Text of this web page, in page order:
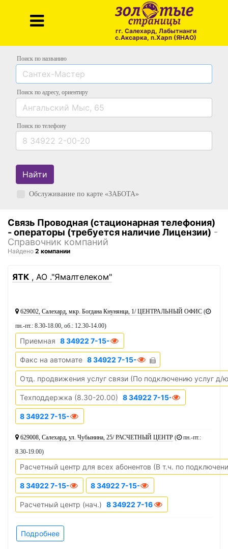
гг. Салехард, Лабытнанги
с.Аксарка, п.Харп (ЯНАО)
Поиск по названию
Поиск по адресу, ориентиру
Поиск по телефону
Найти
Обслуживание по карте «ЗАБОТА»
Связь Проводная (стационарная телефония)
- операторы (требуется наличие Лицензии) -
Справочник компаний
Найдено 2 компании
ЯТК , АО ."Ямалтелеком"
629002, Салехард, мкр. Богдана Кнунянца, 1/ ЦЕНТРАЛЬНЫЙ ОФИС (
пн.-пт.: 8.30-18.00, об.: 12.30-14.00)
Приемная 8 34922 7-15-04
Факс на автомате 8 34922 7-15-51
Отд. продвижения услуг связи (По подключению услуг д/
Техподдержка (8.30-20.00) 8 34922 7-15-01
8 34922 7-15-02
629008, Салехард, ул. Чубынина, 25/ РАСЧЕТНЫЙ ЦЕНТР (
пн.-пт.:
8.30-19.00)
Расчетный центр для всех абонентов (В т.ч. по
8 34922 7-15-63 8 34922 7-15-64
Расчетный центр (нач.) 8 34922 7-16-11
Подробнее